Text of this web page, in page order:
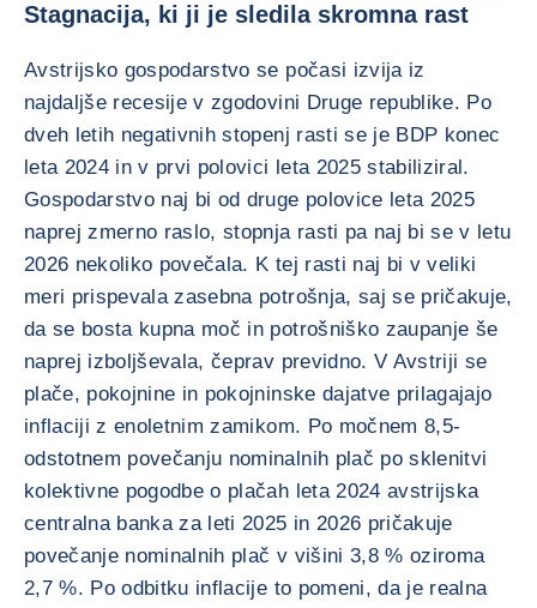
Stagnacija, ki ji je sledila skromna rast
Avstrijsko gospodarstvo se počasi izvija iz
najdaljše recesije v zgodovini Druge republike. Po
dveh letih negativnih stopenj rasti se je BDP konec
leta 2024 in v prvi polovici leta 2025 stabiliziral.
Gospodarstvo naj bi od druge polovice leta 2025
naprej zmerno raslo, stopnja rasti pa naj bi se v letu
2026 nekoliko povečala. K tej rasti naj bi v veliki
meri prispevala zasebna potrošnja, saj se pričakuje,
da se bosta kupna moč in potrošniško zaupanje še
naprej izboljševala, čeprav previdno. V Avstriji se
plače, pokojnine in pokojninske dajatve prilagajajo
inflaciji z enoletnim zamikom. Po močnem 8,5-
odstotnem povečanju nominalnih plač po sklenitvi
kolektivne pogodbe o plačah leta 2024 avstrijska
centralna banka za leti 2025 in 2026 pričakuje
povečanje nominalnih plač v višini 3,8 % oziroma
2,7 %. Po odbitku inflacije to pomeni, da je realna